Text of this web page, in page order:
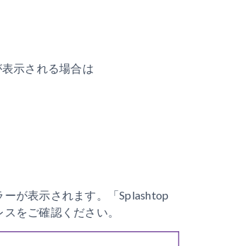
示される場合は
ーが表示されます。「Splashtop
をご確認ください。